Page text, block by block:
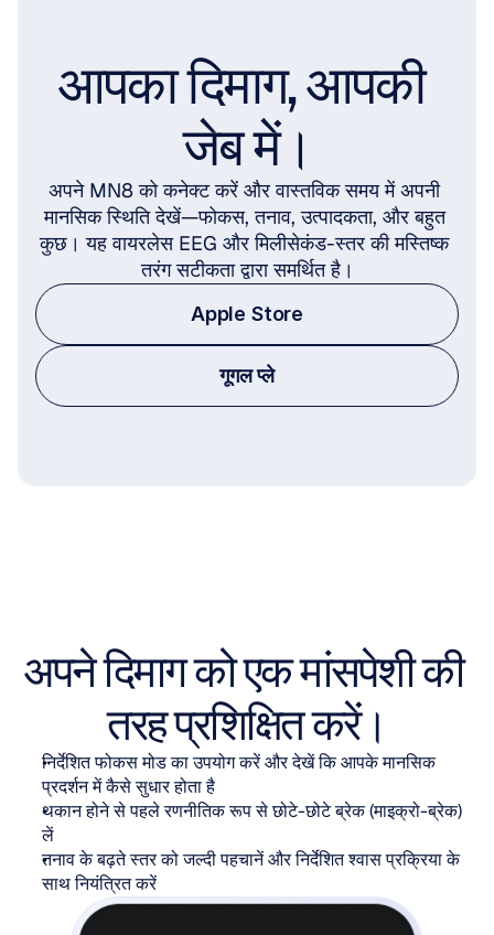
आपका दिमाग, आपकी
जेब में।
अपने MN8 को कनेक्ट करें और वास्तविक समय में अपनी
मानसिक स्थिति देखें—फोकस, तनाव, उत्पादकता, और बहुत
कुछ। यह वायरलेस EEG और मिलीसेकंड-स्तर की मस्तिष्क
तरंग सटीकता द्वारा समर्थित है।
Apple Store
गूगल प्ले
अपने दिमाग को एक मांसपेशी की
तरह प्रशिक्षित करें।
निर्देशित फोकस मोड का उपयोग करें और देखें कि आपके मानसिक
प्रदर्शन में कैसे सुधार होता है
थकान होने से पहले रणनीतिक रूप से छोटे-छोटे ब्रेक (माइक्रो-ब्रेक)
लें
तनाव के बढ़ते स्तर को जल्दी पहचानें और निर्देशित श्वास प्रक्रिया के
साथ नियंत्रित करें